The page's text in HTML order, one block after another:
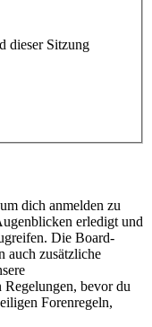
dieser Sitzung
dich anmelden zu
erledigt und
Die Board-
auch zusätzliche
bevor du
Forenregeln,